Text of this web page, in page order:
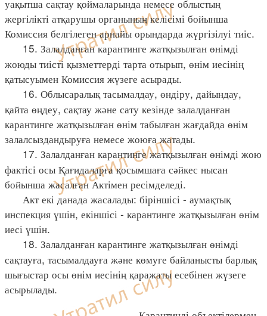
уақытша сақтау қоймаларында немесе облыстың
жергілікті атқарушы органының келісімі бойынша
Комиссия белгілеген арнайы орындарда жүргізілуі тиіс.
15. Залалданған карантинге жатқызылған өнімді
жоюды тиісті қызметтерді тарта отырып, өнім иесінің
қатысуымен Комиссия жүзеге асырады.
16. Облысаралық тасымалдау, өндіру, дайындау,
қайта өңдеу, сақтау және сату кезінде залалданған
карантинге жатқызылған өнім табылған жағдайда өнім
залалсыздандыруға немесе жоюға жатады.
17. Залалданған карантинге жатқызылған өнімді жою
фактісі осы Қағидаларға қосымшаға сәйкес нысан
бойынша жасалған Актімен ресімделеді.
Акт екі данада жасалады: біріншісі - аумақтық
инспекция үшін, екіншісі - карантинге жатқызылған өнім
иесі үшін.
18. Залалданған карантинге жатқызылған өнімді
сақтауға, тасымалдауға және көмуге байланысты барлық
шығыстар осы өнім иесінің қаражаты есебінен жүзеге
асырылады.